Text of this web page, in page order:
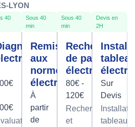
LYON
40
Sous 40
min
Remise
aux
normes
électrique
À
partir
de
Sous 40
min
Recherche
de panne
électrique
80€ -
120€
Recherche
et
Devis en
2H
Sur
Devis
tableaux